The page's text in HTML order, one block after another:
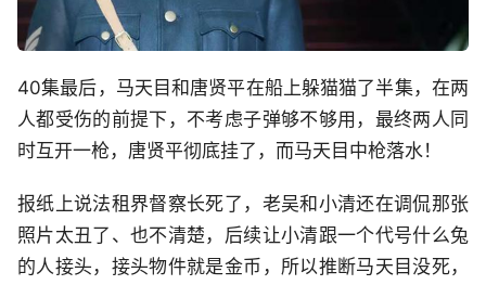
40集最后，马天目和唐贤平在船上躲猫猫了半集，在两
人都受伤的前提下，不考虑子弹够不够用，最终两人同
时互开一枪，唐贤平彻底挂了，而马天目中枪落水！
报纸上说法租界督察长死了，老吴和小清还在调侃那张
照片太丑了、也不清楚，后续让小清跟一个代号什么兔
的人接头，接头物件就是金币，所以推断马天目没死，